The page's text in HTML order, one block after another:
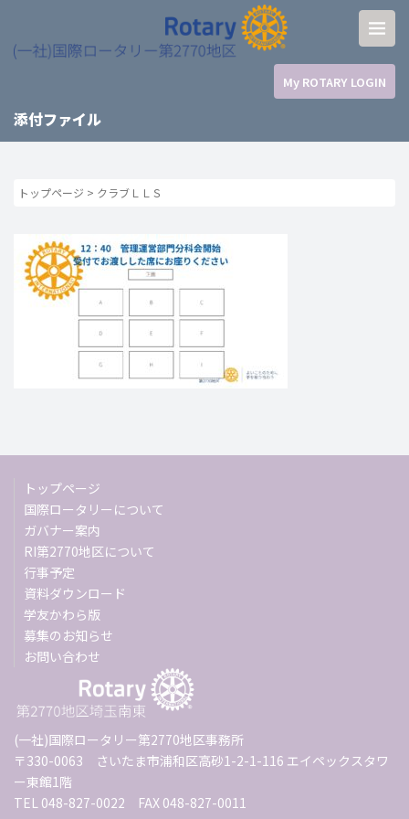
My ROTARY LOGIN
添付ファイル
トップページ > クラブＬＬＳ
トップページ
国際ロータリーについて
ガバナー案内
RI第2770地区について
行事予定
資料ダウンロード
学友かわら版
募集のお知らせ
お問い合わせ
(一社)国際ロータリー第2770地区事務所
〒330-0063 さいたま市浦和区高砂1-2-1-116 エイペックスタワ
ー東館1階
TEL 048-827-0022 FAX 048-827-0011